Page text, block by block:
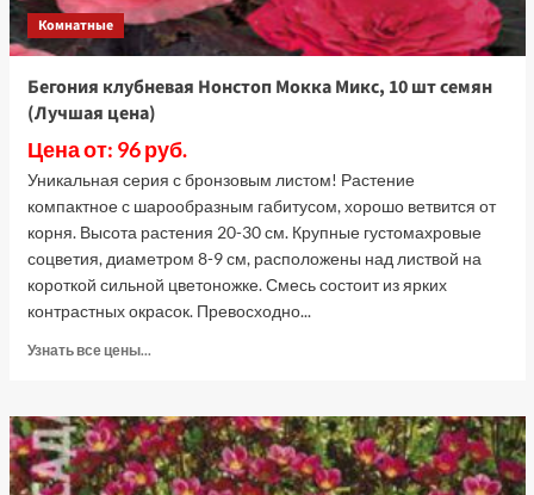
(Лучшая
цена)
Комнатные
Бегония клубневая Нонстоп Мокка Микс, 10 шт семян
(Лучшая цена)
Цена от: 96 руб.
Уникальная серия с бронзовым листом! Растение
компактное с шарообразным габитусом, хорошо ветвится от
корня. Высота растения 20-30 см. Крупные густомахровые
соцветия, диаметром 8-9 см, расположены над листвой на
короткой сильной цветоножке. Смесь состоит из ярких
контрастных окрасок. Превосходно...
Узнать все цены...
Бегония
клубневая
Нонстоп
Мокка